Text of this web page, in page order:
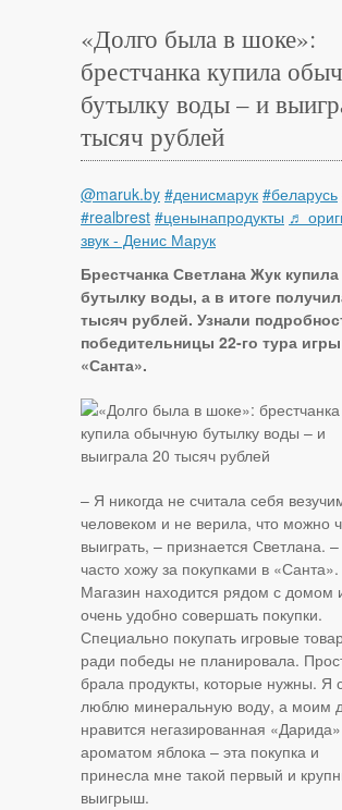
«Долго была в шоке»:
брестчанка купила
бутылку воды – и
тысяч рублей
@maruk.by #денисмарук #беларусь
#realbrest #ценынапродукты ♬
звук - Денис Марук
Брестчанка Светлана Жук купила
бутылку воды, а в итоге
тысяч рублей. Узнали
победительницы 22-го тура
«Санта».
– Я никогда не считала себя
человеком и не верила, что можно
выиграть, – признается Светлана.
часто хожу за покупками в «Санта».
Магазин находится рядом с домом
очень удобно совершать покупки.
Специально покупать игровые
ради победы не планировала.
брала продукты, которые нужны. Я
люблю минеральную воду, а моим
нравится негазированная
ароматом яблока – эта покупка и
принесла мне такой первый и
выигрыш.